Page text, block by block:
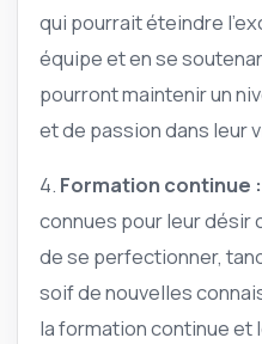
qui pourrait éteindre
équipe et en se
pourront maintenir un
et de passion dans leur
4. Formation continue :
connues pour leur désir
de se perfectionner,
soif de nouvelles
la formation continue